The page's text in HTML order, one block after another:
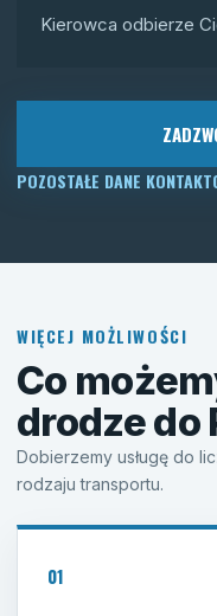
Kierowca odbierze
POZOSTAŁE DANE
WIĘCEJ MOŻLIWOŚCI
Co
drodze do
Dobierzemy usługę do
rodzaju transportu.
01